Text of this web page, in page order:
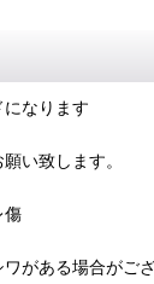
なります
い致します。
傷
がある場合がご